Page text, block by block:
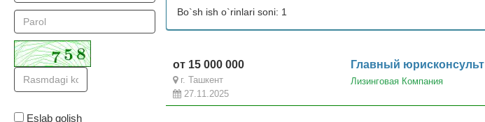
Eslab qolish
Bo`sh ish o`rinlari soni: 1
от 15 000 000
г. Ташкент
27.11.2025
Главный юрисконсульт
Лизинговая Компания